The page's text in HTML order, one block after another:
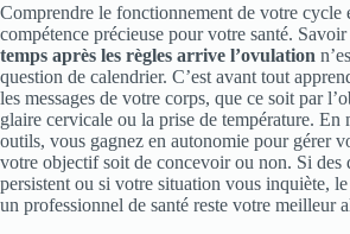
Comprendre le fonctionnement de votre cycle
compétence précieuse pour votre santé. Savoir
temps après les règles arrive l’ovulation
question de calendrier. C’est avant tout
les messages de votre corps, que ce soit par
glaire cervicale ou la prise de température. En
outils, vous gagnez en autonomie pour gérer
votre objectif soit de concevoir ou non. Si des
persistent ou si votre situation vous inquiète,
un professionnel de santé reste votre meilleur